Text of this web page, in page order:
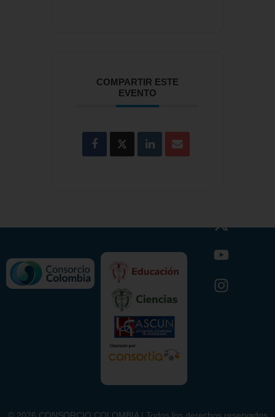
COMPARTIR ESTE
EVENTO
© 2026 CONSORCIO COLOMBIA | Todos los derechos reservados